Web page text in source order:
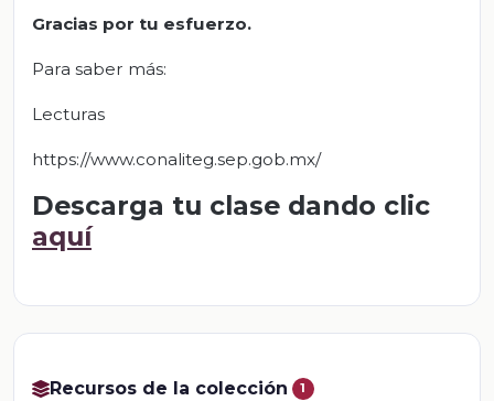
Gracias por tu esfuerzo.
Para saber más:
Lecturas
https://www.conaliteg.sep.gob.mx/
Descarga tu clase dando clic
aquí
Recursos de la colección 1